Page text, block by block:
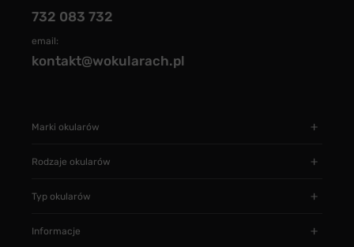
732 083 732
email:
kontakt@wokularach.pl
Marki okularów
Rodzaje okularów
Typ okularów
Informacje